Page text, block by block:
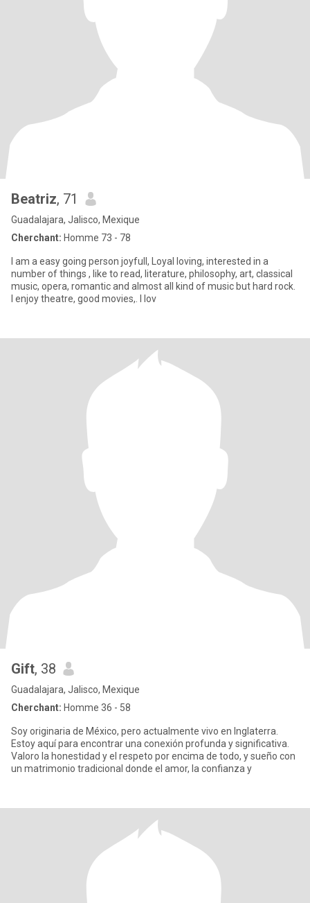
Beatriz, 71
Guadalajara, Jalisco, Mexique
Cherchant: Homme 73 - 78
I am a easy going person joyfull, Loyal loving, interested in a
number of things , like to read, literature, philosophy, art, classical
music, opera, romantic and almost all kind of music but hard rock.
I enjoy theatre, good movies,. I lov
Gift, 38
Guadalajara, Jalisco, Mexique
Cherchant: Homme 36 - 58
Soy originaria de México, pero actualmente vivo en Inglaterra.
Estoy aquí para encontrar una conexión profunda y significativa.
Valoro la honestidad y el respeto por encima de todo, y sueño con
un matrimonio tradicional donde el amor, la confianza y